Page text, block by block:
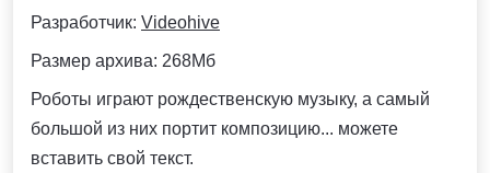
Разработчик: Videohive
Размер архива: 268Мб
Роботы играют рождественскую музыку, а самый
большой из них портит композицию... можете
вставить свой текст.